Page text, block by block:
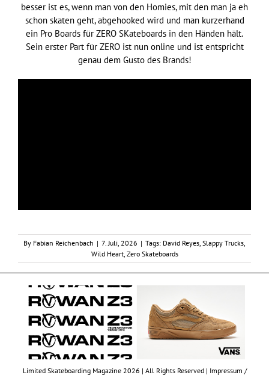
besser ist es, wenn man von den Homies, mit den man ja eh
schon skaten geht, abgehooked wird und man kurzerhand
ein Pro Boards für ZERO SKateboards in den Händen hält.
Sein erster Part für ZERO ist nun online und ist entspricht
genau dem Gusto des Brands!
By Fabian Reichenbach | 7. Juli, 2026 | Tags: David Reyes, Slappy Trucks,
Wild Heart, Zero Skateboards
Limited Skateboarding Magazine 2026 | All Rights Reserved | Impressum /